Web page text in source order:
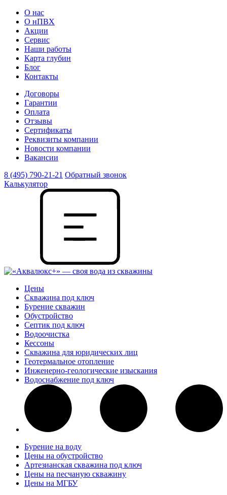
О нас
О нПВХ
Акции
Сервис
Наши работы
Карта глубин
Блог
Контакты
Договоры
Гарантии
Оплата
Отзывы
Сертификаты
Реквизиты компании
Новости компании
Вакансии
8 (495) 790-21-21 Обратный звонок
Калькулятор
Цены
Скважина под ключ
Бурение скважин
Обустройство
Септик под ключ
Водоочистка
Кессоны
Скважина для юридических лиц
Геотермальное отопление
Инженерно-геологические изыскания
Водоснабжение под ключ
Бурение на воду
Цены на обустройство
Артезианская скважина под ключ
Цены на песчаную скважину
Цены на МГБУ